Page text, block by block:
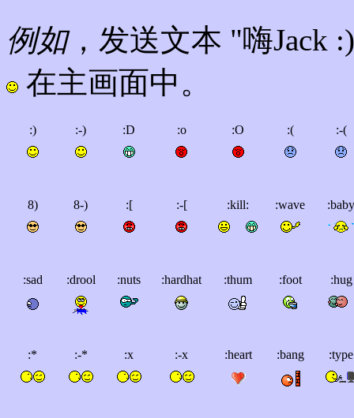
例如，发送文本 "嗨Jack
在主画面中。
:) :-) :D :o :O :( :-(
8) 8-) :[ :-[ :kill: :wave :baby
:sad :drool :nuts :hardhat :thum :foot :hug
:* :-* :x :-x :heart :bang :type